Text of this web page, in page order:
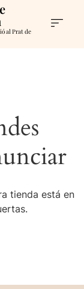
al Prat de
tienda está en